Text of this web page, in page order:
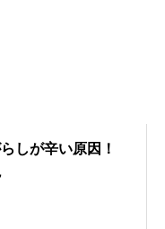
しが辛い原因！